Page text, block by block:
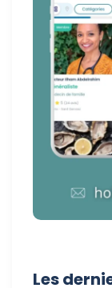
Les